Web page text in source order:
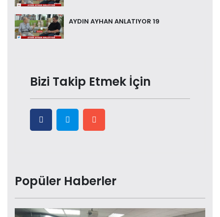
AYDIN AYHAN ANLATIYOR 19
Bizi Takip Etmek İçin
Popüler Haberler